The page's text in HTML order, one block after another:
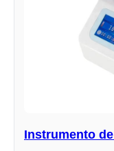
Instrumento